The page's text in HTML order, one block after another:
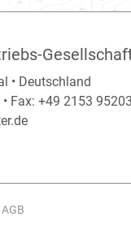
• Deutschland
Fax: +49 2153
AGB